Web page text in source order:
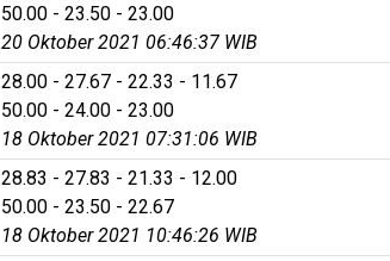
50.00 - 23.50 - 23.00
20 Oktober 2021 06:46:37 WIB
28.00 - 27.67 - 22.33 - 11.67
50.00 - 24.00 - 23.00
18 Oktober 2021 07:31:06 WIB
28.83 - 27.83 - 21.33 - 12.00
50.00 - 23.50 - 22.67
18 Oktober 2021 10:46:26 WIB